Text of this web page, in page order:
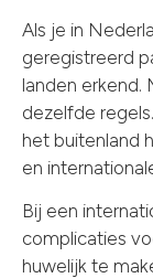
Als je in
geregistreerd
landen erkend.
dezelfde
het buitenland
en
Bij een
complicaties
huwelijk te